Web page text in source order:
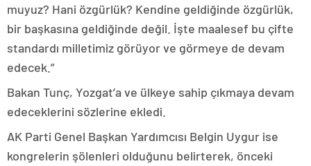
muyuz? Hani özgürlük? Kendine geldiğinde özgürlük,
bir başkasına geldiğinde değil. İşte maalesef bu çifte
standardı milletimiz görüyor ve görmeye de devam
edecek.”
Bakan Tunç, Yozgat’a ve ülkeye sahip çıkmaya devam
edeceklerini sözlerine ekledi.
AK Parti Genel Başkan Yardımcısı Belgin Uygur ise
kongrelerin şölenleri olduğunu belirterek, önceki